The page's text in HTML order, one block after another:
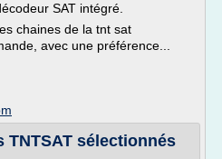
SAT intégré.
chaines de la tnt sat
avec une préférence...
TNTSAT sélectionnés